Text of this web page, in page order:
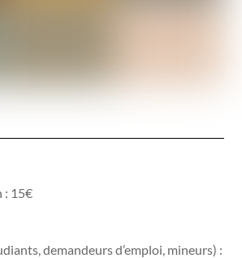
: 15€
demandeurs d’emploi, mineurs) :